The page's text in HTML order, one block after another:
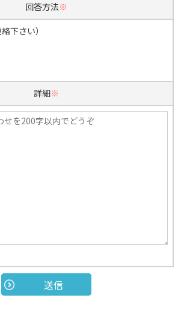
回答方法※
下さい）
詳細※